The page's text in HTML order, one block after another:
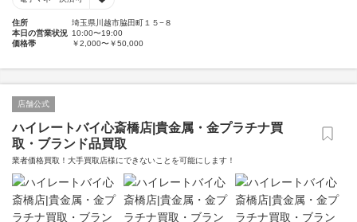
住所
埼玉県川越市脇田町１５−８
本日の営業状況 10:00〜19:00
価格帯
￥2,000〜￥50,000
店舗公式
ハイレートバイ心斎橋店|貴金属・金プラチナ買
取・ブランド品買取
業者価格買取！大手買取店様にできないことを可能にします！